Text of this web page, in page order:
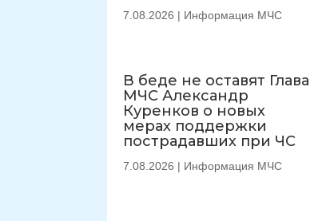
7.08.2026 | Информация МЧС
В беде не оставят Глава
МЧС Александр
Куренков о новых
мерах поддержки
пострадавших при ЧС
7.08.2026 | Информация МЧС